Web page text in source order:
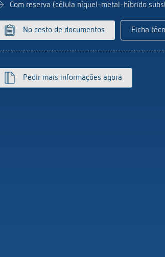
Sistema de sensores
Com reserva (célula níquel-metal-híbrido
No cesto de documentos Ficha
Pedir mais informações agora